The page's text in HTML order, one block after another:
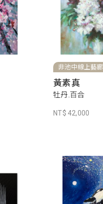
非池中線上藝廊
黃素真
牡丹.百合
NT$ 42,000